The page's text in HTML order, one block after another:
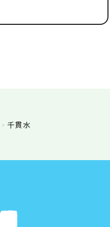
千貫水